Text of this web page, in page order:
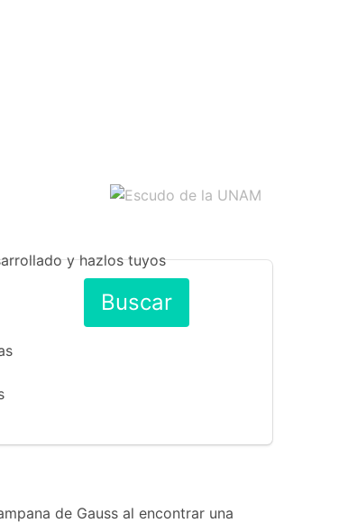
y hazlos tuyos
Buscar
de Gauss al encontrar una